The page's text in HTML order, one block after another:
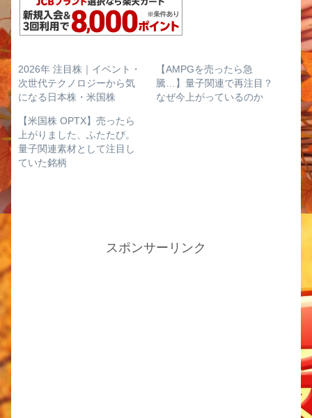
2026年 注目株｜イベント・
次世代テクノロジーから気
になる日本株・米国株
【AMPGを売ったら急
騰…】量子関連で再注目？
なぜ今上がっているのか
【米国株 OPTX】売ったら
上がりました、ふたたび。
量子関連素材として注目し
ていた銘柄
スポンサーリンク